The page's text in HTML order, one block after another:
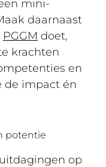
mini-
daarnaast
PGGM doet,
krachten
en
de impact én
potentie
op